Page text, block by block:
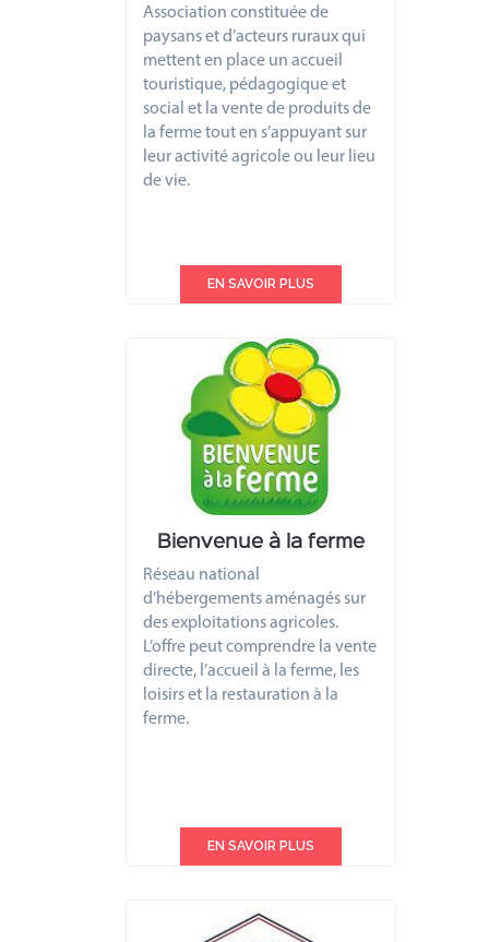
Association constituée de
paysans et d’acteurs ruraux qui
mettent en place un accueil
touristique, pédagogique et
social et la vente de produits de
la ferme tout en s’appuyant sur
leur activité agricole ou leur lieu
de vie.
EN SAVOIR PLUS
Bienvenue à la ferme
Réseau national
d’hébergements aménagés sur
des exploitations agricoles.
L’offre peut comprendre la vente
directe, l’accueil à la ferme, les
loisirs et la restauration à la
ferme.
EN SAVOIR PLUS